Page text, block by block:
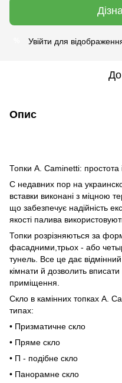
Увійти для
Опис
Топки A. Caminetti: простота
С недавних пор на
вставки виконані з міцною
що забезпечує надійність
якості палива
Топки розрізняються за
фасадними,трьох - або
тунель. Все це дає
кімнати й дозволить
приміщення.
Скло в камінних топках A.
типах:
• Призматичне скло
• Пряме скло
• П - подібне скло
• Панорамне скло